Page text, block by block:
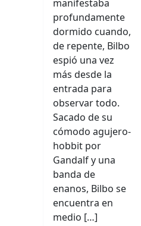
manifestaba
profundamente
dormido cuando,
de repente, Bilbo
espió una vez
más desde la
entrada para
observar todo.
Sacado de su
cómodo agujero-
hobbit por
Gandalf y una
banda de
enanos, Bilbo se
encuentra en
medio […]